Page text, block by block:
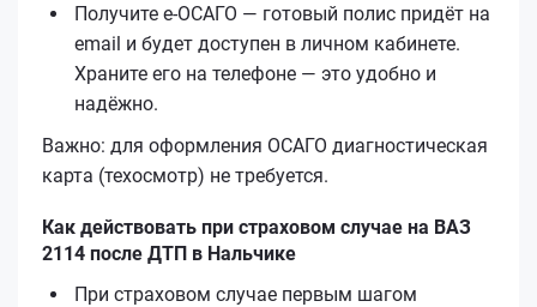
Получите е‑ОСАГО — готовый полис придёт на
email и будет доступен в личном кабинете.
Храните его на телефоне — это удобно и
надёжно.
Важно: для оформления ОСАГО диагностическая
карта (техосмотр) не требуется.
Как действовать при страховом случае на ВАЗ
2114 после ДТП в Нальчике
При страховом случае первым шагом